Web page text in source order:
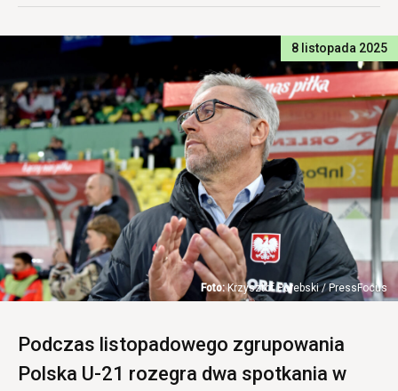
8 listopada 2025
Krzysztof Porebski / PressFocus
Podczas listopadowego zgrupowania
Polska U-21 rozegra dwa spotkania w